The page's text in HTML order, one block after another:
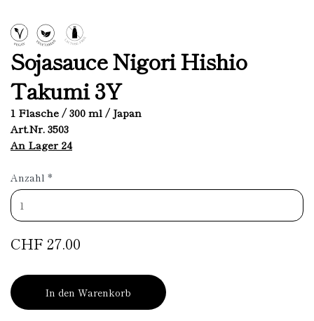
Sojasauce Nigori Hishio
Takumi 3Y
1 Flasche / 300 ml / Japan
Art.Nr. 3503
An Lager 24
Anzahl *
CHF 27.00
In den Warenkorb